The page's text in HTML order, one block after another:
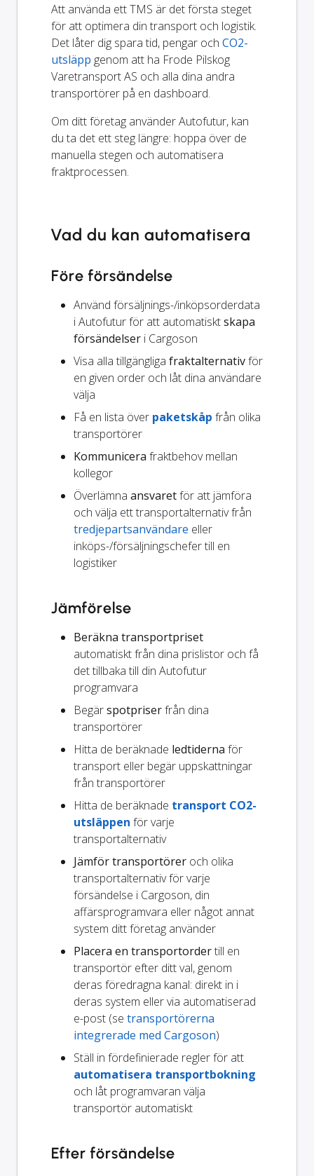
Att använda ett TMS är det första steget
för att optimera din transport och logistik.
Det låter dig spara tid, pengar och CO2-
utsläpp genom att ha Frode Pilskog
Varetransport AS och alla dina andra
transportörer på en dashboard.
Om ditt företag använder Autofutur, kan
du ta det ett steg längre: hoppa över de
manuella stegen och automatisera
fraktprocessen.
Vad du kan automatisera
Före försändelse
Använd försäljnings-/inköpsorderdata
i Autofutur för att automatisktskapa
försändelser i Cargoson
Visa alla tillgängliga fraktalternativför
en given order och låt dina användare
välja
Få en lista över paketskåp från olika
transportörer
Kommunicera fraktbehov mellan
kollegor
Överlämna ansvaretför att jämföra
och välja ett transportalternativ från
tredjepartsanvändare eller
inköps-/försäljningschefer till en
logistiker
Jämförelse
Beräkna transportpriset
automatiskt från dina prislistor och få
det tillbaka till din Autofutur
programvara
Begärspotpriserfrån dina
transportörer
Hitta de beräknade ledtiderna för
transport eller begär uppskattningar
från transportörer
Hitta de beräknade transport CO2-
utsläppen för varje
transportalternativ
Jämför transportörer och olika
transportalternativ för varje
försändelse i Cargoson, din
affärsprogramvara eller något annat
system ditt företag använder
Placera en transportordertill en
transportör efter ditt val, genom
deras föredragna kanal: direkt in i
deras system eller via automatiserad
e-post (se transportörerna
integrerade med Cargoson)
Ställ in fördefinierade regler för att
automatisera transportbokning
och låt programvaran välja
transportör automatiskt
Efter försändelse